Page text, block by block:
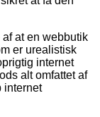
at en webbutik
er urealistisk
internet
alt omfattet af
internet